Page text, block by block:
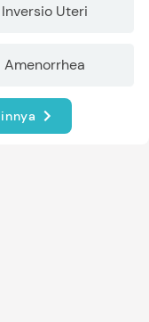
Inversio Uteri
Amenorrhea